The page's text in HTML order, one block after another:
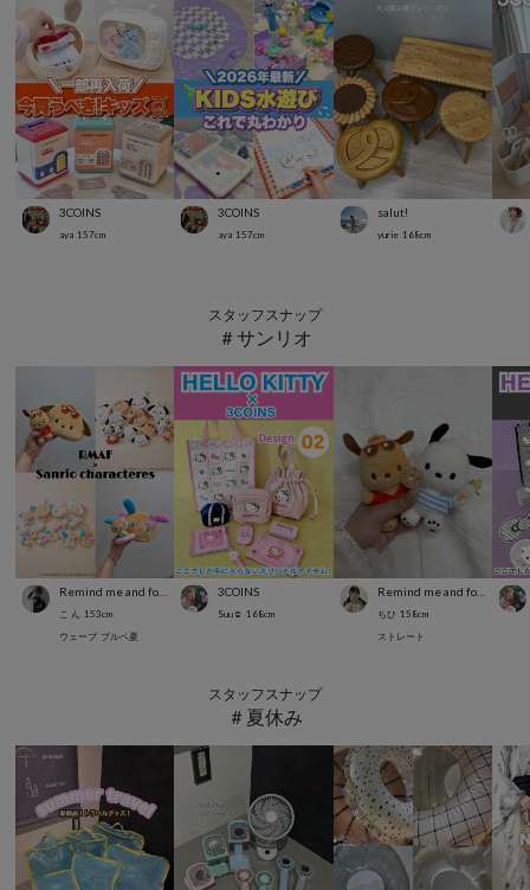
3COINS
aya 157cm
3COINS
aya 157cm
salut!
yurie 168cm
スタッフスナップ
＃サンリオ
こ ん 153cm
ウェーブ ブルベ夏
3COINS
Suu☺︎ 168cm
Remind me and forever
ちひ 158cm
ストレート
スタッフスナップ
＃夏休み